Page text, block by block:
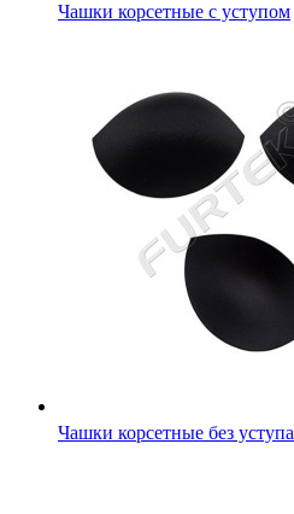
Чашки корсетные с уступом
Чашки корсетные без уступа